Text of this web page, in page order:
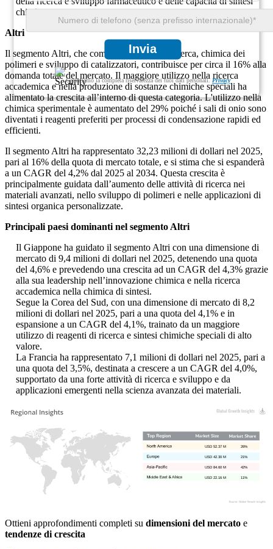
Invia
Garantiamo la completa riservatezza dei tuoi dati personali. Privacy
chimica avanzata.
Altri
Il segmento Altri, che comprende sintesi di ricerca, chimica dei
polimeri e sviluppo di catalizzatori, contribuisce per circa il 16% alla
domanda totale del mercato. Il maggiore utilizzo nella ricerca
accademica e nella produzione di sostanze chimiche speciali ha
alimentato la crescita all’interno di questa categoria. L'utilizzo nella
chimica sperimentale è aumentato del 29% poiché i sali di onio sono
diventati i reagenti preferiti per processi di condensazione rapidi ed
efficienti.
Il segmento Altri ha rappresentato 32,23 milioni di dollari nel 2025,
pari al 16% della quota di mercato totale, e si stima che si espanderà
a un CAGR del 4,2% dal 2025 al 2034. Questa crescita è
principalmente guidata dall’aumento delle attività di ricerca nei
materiali avanzati, nello sviluppo di polimeri e nelle applicazioni di
sintesi organica personalizzate.
Principali paesi dominanti nel segmento Altri
Il Giappone ha guidato il segmento Altri con una dimensione di
mercato di 9,4 milioni di dollari nel 2025, detenendo una quota
del 4,6% e prevedendo una crescita ad un CAGR del 4,3% grazie
alla sua leadership nell’innovazione chimica e nella ricerca
accademica nella chimica di sintesi.
Segue la Corea del Sud, con una dimensione di mercato di 8,2
milioni di dollari nel 2025, pari a una quota del 4,1% e in
espansione a un CAGR del 4,1%, trainato da un maggiore
utilizzo di reagenti di ricerca e sintesi chimiche speciali di alto
valore.
La Francia ha rappresentato 7,1 milioni di dollari nel 2025, pari a
una quota del 3,5%, destinata a crescere a un CAGR del 4,0%,
supportato da una forte attività di ricerca e sviluppo e da
applicazioni emergenti nella scienza avanzata dei materiali.
11%
USD 22.16 M
42%
USD 84.60 M
21%
USD 42.30 M
26%
USD 52.37 M
Ottieni approfondimenti completi su dimensioni del mercato e
tendenze di crescita